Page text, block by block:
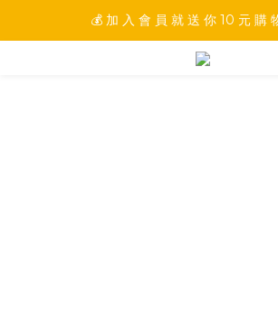
💰 加 入 會 員 就 送 你 10 元 購
💰 加 入 會 員 就 送 你 10 元 購
💰 填 寫 完 整 會 員 資 訊 再 送 點 數